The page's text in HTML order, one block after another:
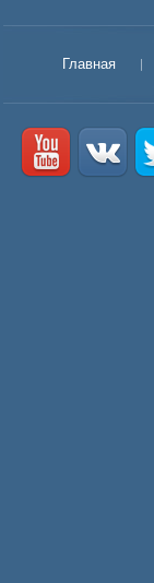
Главная